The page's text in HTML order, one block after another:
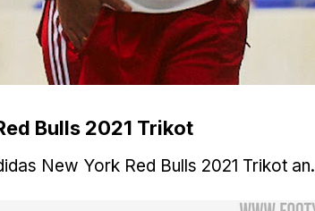
Bulls 2021 Trikot
New York Red Bulls 2021 Trikot an.